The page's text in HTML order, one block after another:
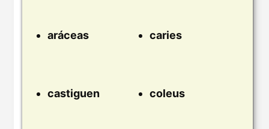
aráceas caries
castiguen coleus